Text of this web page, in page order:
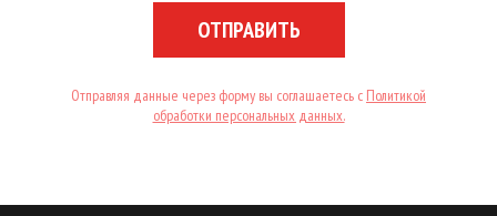
ОТПРАВИТЬ
Отправляя данные через форму вы соглашаетесь с Политикой
обработки персональных данных.